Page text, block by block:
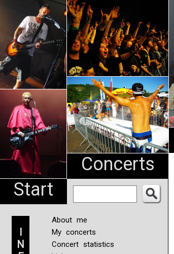
Start
Concerts
Pharma
I
N
About me
My concerts
Concert statistics